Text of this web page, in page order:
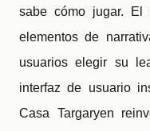
sabe cómo jugar. El
elementos de
usuarios elegir su
interfaz de usuario
Casa Targaryen